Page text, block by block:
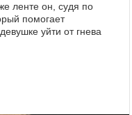
ленте он, судя по
помогает
уйти от гнева